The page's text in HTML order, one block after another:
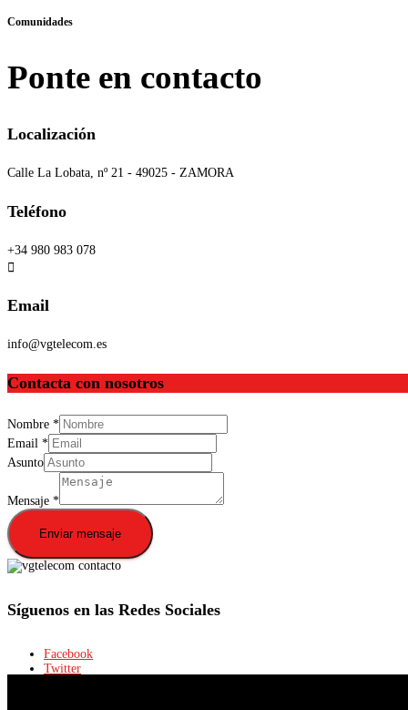
Comunidades
Ponte en contacto
Localización
Calle La Lobata, nº 21 - 49025 - ZAMORA
Teléfono
+34 980 983 078
Email
info@vgtelecom.es
Contacta con nosotros
Nombre *
Email *
Asunto
Mensaje *
Enviar mensaje
Síguenos en las Redes Sociales
Facebook
Twitter